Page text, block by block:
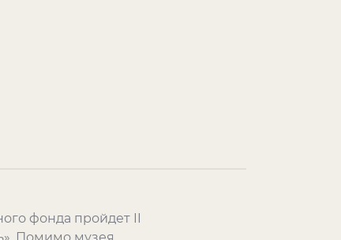
фонда пройдет II